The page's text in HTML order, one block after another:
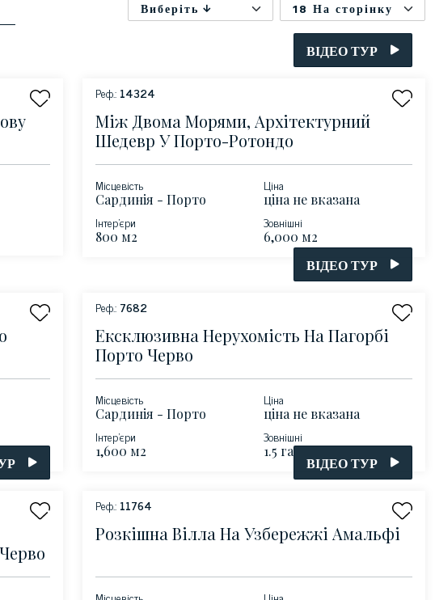
Виберіть 18 На сторінку
ВІДЕО ТУР
Реф.: 14324
Між Двома Морями, Архітектурний
Шедевр У Порто-Ротондо
Місцевість
Сардинія - Порто
Ціна
ціна не вказана
Інтер'єри
800 м2
Зовнішні
6,000 м2
ВІДЕО ТУР
Реф.: 7682
Ексклюзивна Нерухомість На Пагорбі
Порто Черво
Місцевість
Сардинія - Порто
Ціна
ціна не вказана
Інтер'єри
1,600 м2
Зовнішні
1.5 га
ВІДЕО ТУР
Реф.: 11764
Розкішна Вілла На Узбережжі Амальфі